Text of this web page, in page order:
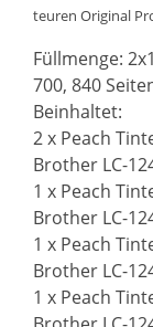
teuren Original
Füllmenge:
700, 840
Beinhaltet:
2 x Peach
Brother LC-
1 x Peach
Brother LC-
1 x Peach
Brother LC-
1 x Peach